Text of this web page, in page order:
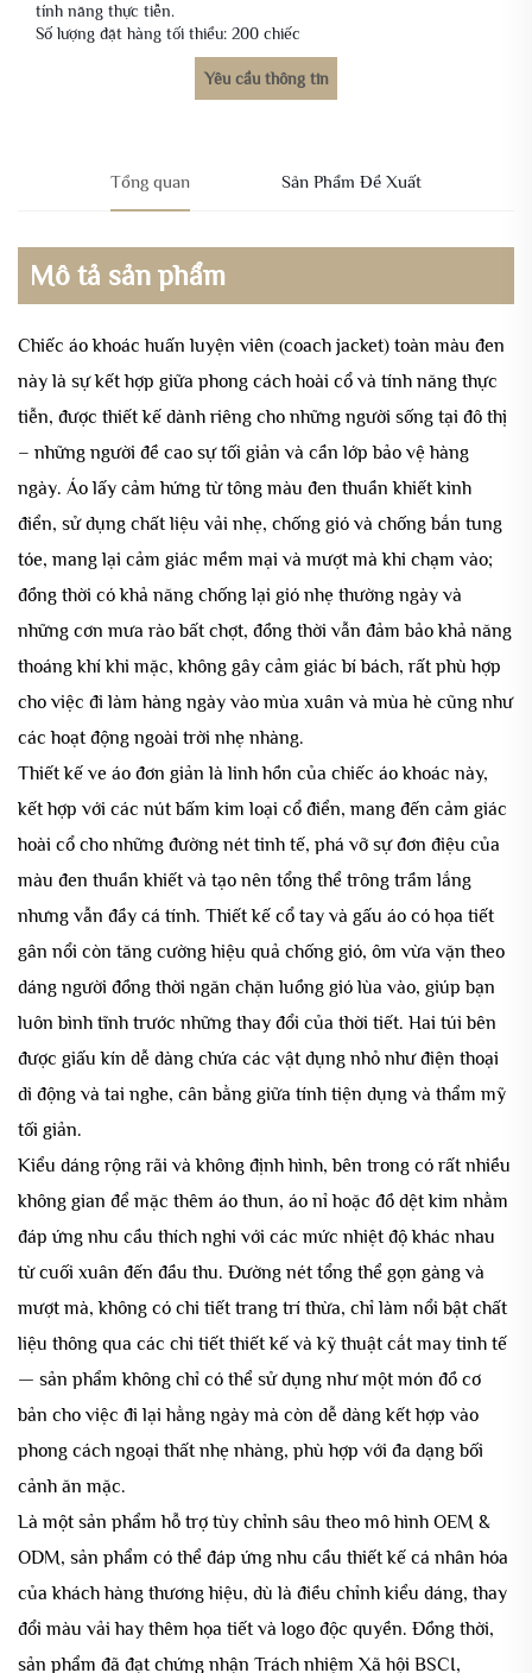
tính năng thực tiễn.
Số lượng đặt hàng tối thiểu: 200 chiếc
Yêu cầu thông tin
Tổng quan Sản Phẩm Đề Xuất
Mô tả sản phẩm
Chiếc áo khoác huấn luyện viên (coach jacket) toàn màu đen
này là sự kết hợp giữa phong cách hoài cổ và tính năng thực
tiễn, được thiết kế dành riêng cho những người sống tại đô thị
– những người đề cao sự tối giản và cần lớp bảo vệ hàng
ngày. Áo lấy cảm hứng từ tông màu đen thuần khiết kinh
điển, sử dụng chất liệu vải nhẹ, chống gió và chống bắn tung
tóe, mang lại cảm giác mềm mại và mượt mà khi chạm vào;
đồng thời có khả năng chống lại gió nhẹ thường ngày và
những cơn mưa rào bất chợt, đồng thời vẫn đảm bảo khả năng
thoáng khí khi mặc, không gây cảm giác bí bách, rất phù hợp
cho việc đi làm hàng ngày vào mùa xuân và mùa hè cũng như
các hoạt động ngoài trời nhẹ nhàng.
Thiết kế ve áo đơn giản là linh hồn của chiếc áo khoác này,
kết hợp với các nút bấm kim loại cổ điển, mang đến cảm giác
hoài cổ cho những đường nét tinh tế, phá vỡ sự đơn điệu của
màu đen thuần khiết và tạo nên tổng thể trông trầm lắng
nhưng vẫn đầy cá tính. Thiết kế cổ tay và gấu áo có họa tiết
gân nổi còn tăng cường hiệu quả chống gió, ôm vừa vặn theo
dáng người đồng thời ngăn chặn luồng gió lùa vào, giúp bạn
luôn bình tĩnh trước những thay đổi của thời tiết. Hai túi bên
được giấu kín dễ dàng chứa các vật dụng nhỏ như điện thoại
di động và tai nghe, cân bằng giữa tính tiện dụng và thẩm mỹ
tối giản.
Kiểu dáng rộng rãi và không định hình, bên trong có rất nhiều
không gian để mặc thêm áo thun, áo nỉ hoặc đồ dệt kim nhằm
đáp ứng nhu cầu thích nghi với các mức nhiệt độ khác nhau
từ cuối xuân đến đầu thu. Đường nét tổng thể gọn gàng và
mượt mà, không có chi tiết trang trí thừa, chỉ làm nổi bật chất
liệu thông qua các chi tiết thiết kế và kỹ thuật cắt may tinh tế
— sản phẩm không chỉ có thể sử dụng như một món đồ cơ
bản cho việc đi lại hằng ngày mà còn dễ dàng kết hợp vào
phong cách ngoại thất nhẹ nhàng, phù hợp với đa dạng bối
cảnh ăn mặc.
Là một sản phẩm hỗ trợ tùy chỉnh sâu theo mô hình OEM &
ODM, sản phẩm có thể đáp ứng nhu cầu thiết kế cá nhân hóa
của khách hàng thương hiệu, dù là điều chỉnh kiểu dáng, thay
đổi màu vải hay thêm họa tiết và logo độc quyền. Đồng thời,
sản phẩm đã đạt chứng nhận Trách nhiệm Xã hội BSCI,